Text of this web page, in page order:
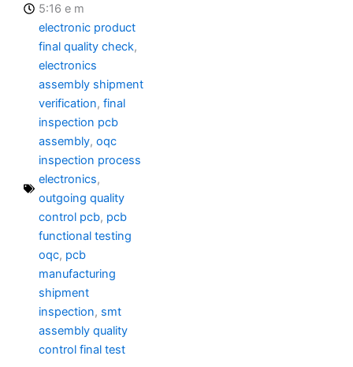
5:16 e m
electronic product
final quality check,
electronics
assembly shipment
verification, final
inspection pcb
assembly, oqc
inspection process
electronics,
outgoing quality
control pcb, pcb
functional testing
oqc, pcb
manufacturing
shipment
inspection, smt
assembly quality
control final test